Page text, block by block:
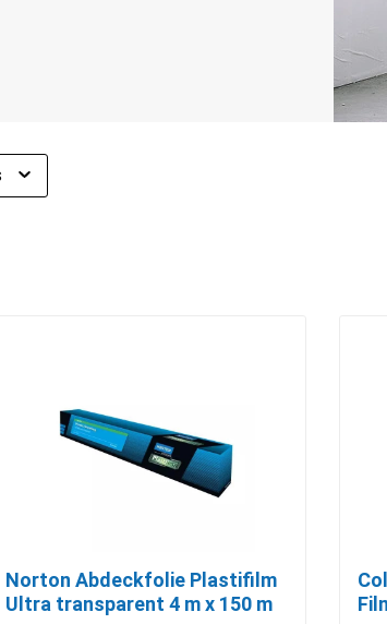
Norton Abdeckfolie Plastifilm
Ultra transparent 4 m x 150 m